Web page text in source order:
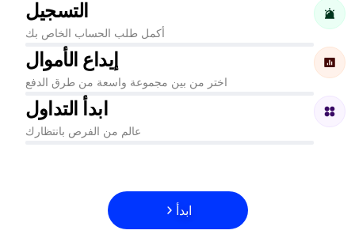
التسجيل
أكمل طلب الحساب الخاص بك
إيداع الأموال
اختر من بين مجموعة واسعة من طرق الدفع
ابدأ التداول
عالم من الفرص بانتظارك
ابدأ